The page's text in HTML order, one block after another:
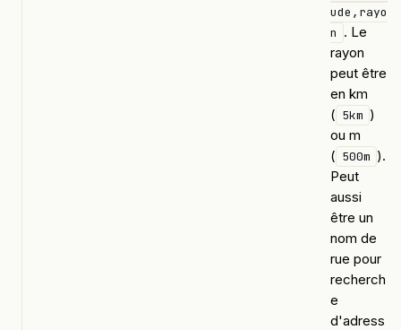
ude,rayo
n . Le
rayon
peut être
en km
( 5km )
ou m
( 500m ).
Peut
aussi
être un
nom de
rue pour
recherch
e
d'adress